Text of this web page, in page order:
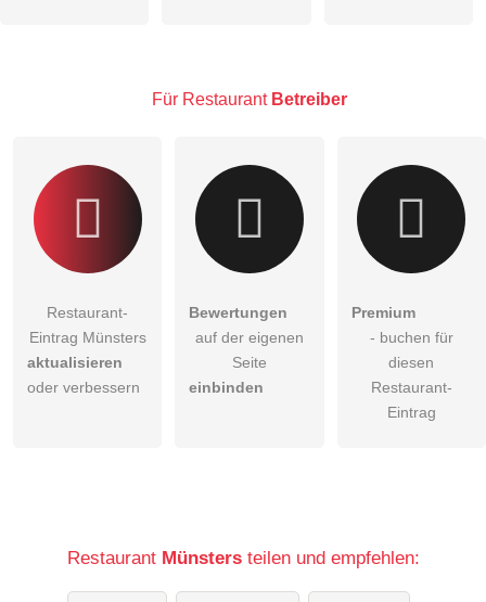
Besucher sichtbar.
Für Restaurant Betreiber
Restaurant-
Eintrag Münsters
aktualisieren
oder verbessern
Bewertungen
auf der eigenen
Seite
einbinden
Premium
- buchen für
diesen
Restaurant-
Eintrag
Restaurant Münstersteilen und empfehlen: